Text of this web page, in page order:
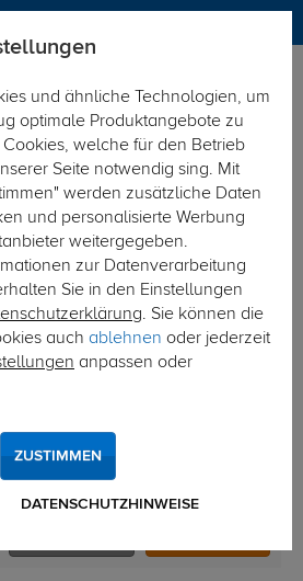
KATEGORIEN
fahrzeugspezifisch
fahrzeugspezifisch
Unser Preis
inkl. MwSt., zzgl.
Verfügbarkeit
und ähnliche Technologien, um
optimale Produktangebote zu
welche für den Betrieb
Seite notwendig sing. Mit
werden zusätzliche Daten
und personalisierte Werbung
weitergegeben.
zur Datenverarbeitung
Sie in den Einstellungen
. Sie können die
auch ablehnen oder jederzeit
anpassen oder
DATENSCHUTZHINWEISE
ZUSTIMMEN